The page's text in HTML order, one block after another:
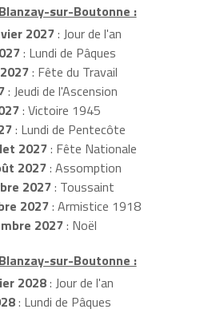
sur-Boutonne :
2027: Jour de l'an
: Lundi de Pâques
: Fête du Travail
: Jeudi de l'Ascension
: Victoire 1945
: Lundi de Pentecôte
2027: Fête Nationale
2027: Assomption
2027: Toussaint
2027: Armistice 1918
2027: Noël
sur-Boutonne :
2028: Jour de l'an
: Lundi de Pâques